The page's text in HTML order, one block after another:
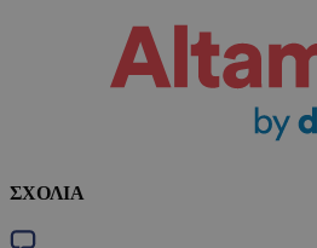
ΣΧΟΛΙΑ